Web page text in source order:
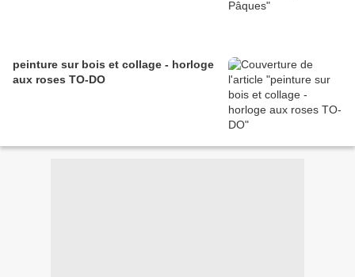
peinture sur bois et collage - horloge
aux roses TO-DO